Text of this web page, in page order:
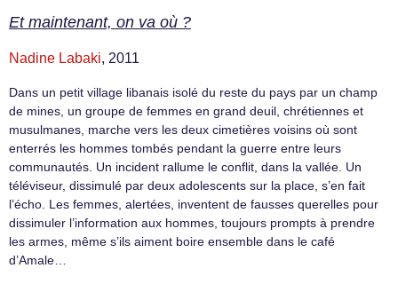
Et maintenant, on va où ?
Nadine Labaki, 2011
Dans un petit village libanais isolé du reste du pays par un champ
de mines, un groupe de femmes en grand deuil, chrétiennes et
musulmanes, marche vers les deux cimetières voisins où sont
enterrés les hommes tombés pendant la guerre entre leurs
communautés. Un incident rallume le conflit, dans la vallée. Un
téléviseur, dissimulé par deux adolescents sur la place, s’en fait
l’écho. Les femmes, alertées, inventent de fausses querelles pour
dissimuler l’information aux hommes, toujours prompts à prendre
les armes, même s’ils aiment boire ensemble dans le café
d’Amale…